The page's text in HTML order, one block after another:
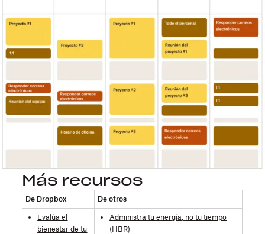
Más recursos
De Dropbox De otros
Evalúa el
bienestar de tu
Administra tu energía, no tu tiempo
(HBR)